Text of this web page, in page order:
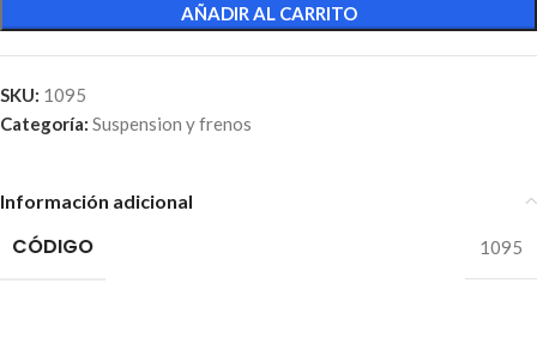
AÑADIR AL CARRITO
SKU: 1095
Categoría: Suspension y frenos
Información adicional
CÓDIGO 1095